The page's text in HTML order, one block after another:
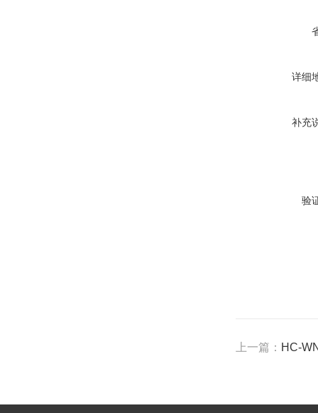
详细
补充
验
上一篇： HC-